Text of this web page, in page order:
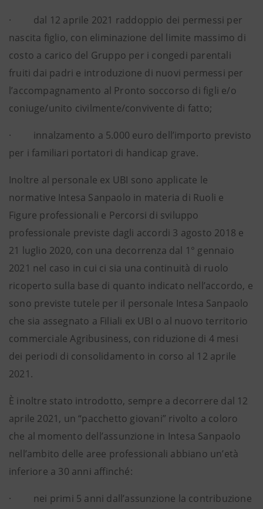
· dal 12 aprile 2021 raddoppio dei permessi per
nascita figlio, con eliminazione del limite massimo di
costo a carico del Gruppo per i congedi parentali
fruiti dai padri e introduzione di nuovi permessi per
l’accompagnamento al Pronto soccorso di figli e/o
coniuge/unito civilmente/convivente di fatto;
· innalzamento a 5.000 euro dell’importo previsto
per i familiari portatori di handicap grave.
Inoltre al personale ex UBI sono applicate le
normative Intesa Sanpaolo in materia di Ruoli e
Figure professionali e Percorsi di sviluppo
professionale previste dagli accordi 3 agosto 2018 e
21 luglio 2020, con una decorrenza dal 1° gennaio
2021 nel caso in cui ci sia una continuità di ruolo
ricoperto sulla base di quanto indicato nell’accordo, e
sono previste tutele per il personale Intesa Sanpaolo
che sia assegnato a Filiali ex UBI o al nuovo territorio
commerciale Agribusiness, con riduzione di 4 mesi
dei periodi di consolidamento in corso al 12 aprile
2021.
È inoltre stato introdotto, sempre a decorrere dal 12
aprile 2021, un “pacchetto giovani” rivolto a coloro
che al momento dell’assunzione in Intesa Sanpaolo
nell’ambito delle aree professionali abbiano un’età
inferiore a 30 anni affinché:
· nei primi 5 anni dall’assunzione la contribuzione